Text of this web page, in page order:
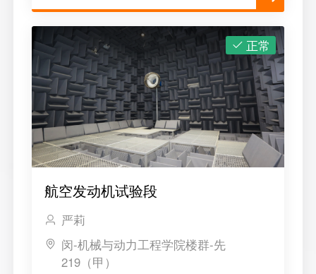
正常
航空发动机试验段
严莉
闵-机械与动力工程学院楼群-先
219（甲）